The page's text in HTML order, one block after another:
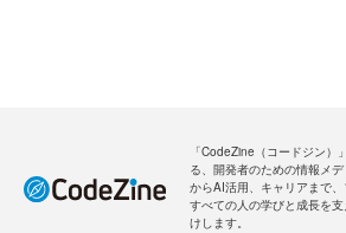
「CodeZine（コードジン
る、開発者のための情報メ
からAI活用、キャリアまで
すべての人の学びと成長を
けします。